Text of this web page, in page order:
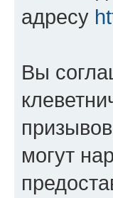
адресу
Вы
могут